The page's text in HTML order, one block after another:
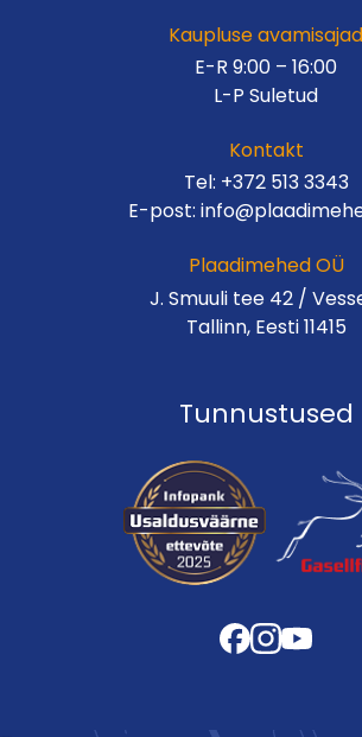
Kaupluse avamisajad
E-R 9:00 – 16:00
L-P Suletud
Kontakt
Tel: +372 513 3343
E-post:
Plaadimehed OÜ
J. Smuuli tee 42 /
Tallinn, Eesti 11415
Tunnustused